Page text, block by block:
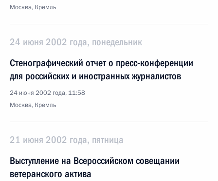
Москва, Кремль
24 июня 2002 года, понедельник
Стенографический отчет о пресс-конференции
для российских и иностранных журналистов
24 июня 2002 года, 11:58
Москва, Кремль
21 июня 2002 года, пятница
Выступление на Всероссийском совещании
ветеранского актива